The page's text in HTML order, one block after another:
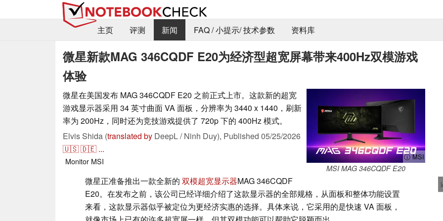
主页 评测 新闻 FAQ / 小提示/ 技术参数 资料库
微星新款MAG 346CQDF E20为经济型超宽屏幕带来400Hz双模游戏
体验
ⓘ MSI
MSI MAG 346CQDF E20
微星在美国发布 MAG 346CQDF E20 之前正式上市。这款新的超宽
游戏显示器采用 34 英寸曲面 VA 面板，分辨率为 3440 x 1440，刷新
率为 200Hz，同时还为竞技游戏提供了 720p 下的 400Hz 模式。
Elvis Shida (translated by DeepL / Ninh Duy), Published 05/25/2026
🇺🇸🇩🇪 ...
Monitor MSI
微星正准备推出一款全新的 双模超宽显示器MAG 346CQDF
E20。在发布之前，该公司已经详细介绍了这款显示器的全部规格，从面板和整体功能设置
来看，这款显示器似乎被定位为更经济实惠的选择。具体来说，它采用的是快速 VA 面板，